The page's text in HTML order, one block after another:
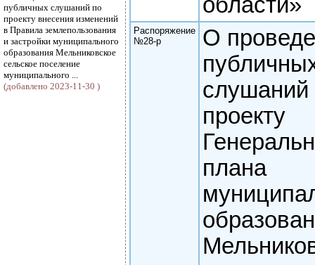
публичных слушаний по
проекту внесения изменений
в Правила землепользования
и застройки муниципального
образования Мельниковское
сельское поселение
муниципального ...
(добавлено 2023-11-30 )
Распоряжение
№28-р
О
слушаний
проекту
плана